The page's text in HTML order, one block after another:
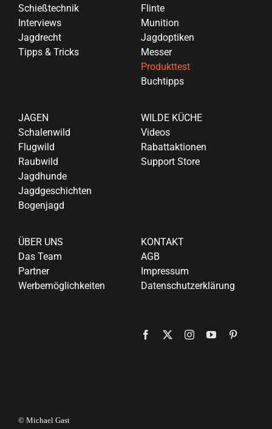
Schießtechnik
Interviews
Jagdrecht
Tipps & Tricks
Flinte
Munition
Jagdoptiken
Messer
Produkttest
Buchtipps
JAGEN
Schalenwild
Flugwild
Raubwild
Jagdhunde
Jagdgeschichten
Bogenjagd
WILDE KÜCHE
Videos
Rabattaktionen
Support Store
ÜBER UNS
Das Team
Partner
Werbemöglichkeiten
KONTAKT
AGB
Impressum
Datenschutzerklärung
© Michael Gast